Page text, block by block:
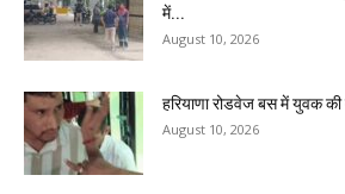
में...
August 10, 2026
हरियाणा रोडवेज बस में युवक
August 10, 2026